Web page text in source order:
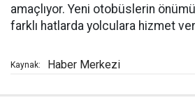
amaçlıyor. Yeni otobüslerin
farklı hatlarda yolculara hizmet
Kaynak: Haber Merkezi